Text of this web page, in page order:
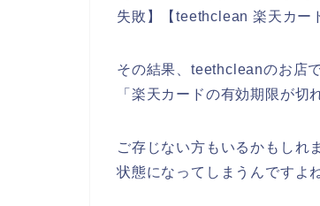
失敗】【teethclean 楽天カー
その結果、teethcleanのお店
「楽天カードの有効期限が切
ご存じない方もいるかもしれ
状態になってしまうんですよ